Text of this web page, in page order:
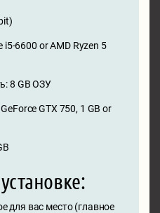
i5-6600 or AMD Ryzen 5
8 GB ОЗУ
GTX 750, 1 GB or
для вас место (главное